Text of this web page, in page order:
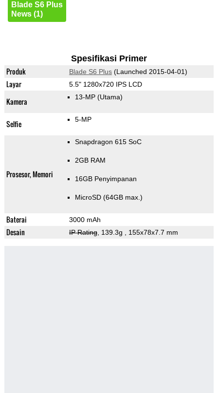
Blade S6 Plus
News (1)
Spesifikasi Primer
Produk Blade S6 Plus(Launched 2015-04-01)
Layar 5.5" 1280x720 IPS LCD
Kamera 13-MP (Utama)
Selfie 5-MP
Prosesor, Memori
Snapdragon 615 SoC
2GB RAM
16GB Penyimpanan
MicroSD (64GB max.)
Baterai 3000 mAh
Desain IP Rating, 139.3g , 155x78x7.7 mm